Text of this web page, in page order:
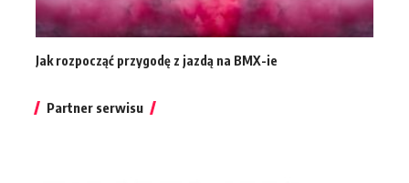
Jak rozpocząć przygodę z jazdą na BMX-ie
Partner serwisu